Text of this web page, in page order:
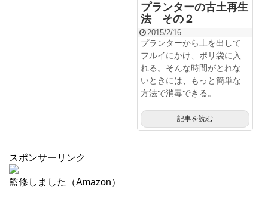
プランターの古土再生
法 その２
2015/2/16
プランターから土を出して
フルイにかけ、ポリ袋に入
れる。そんな時間がとれな
いときには、もっと簡単な
方法で消毒できる。
記事を読む
スポンサーリンク
監修しました（Amazon）